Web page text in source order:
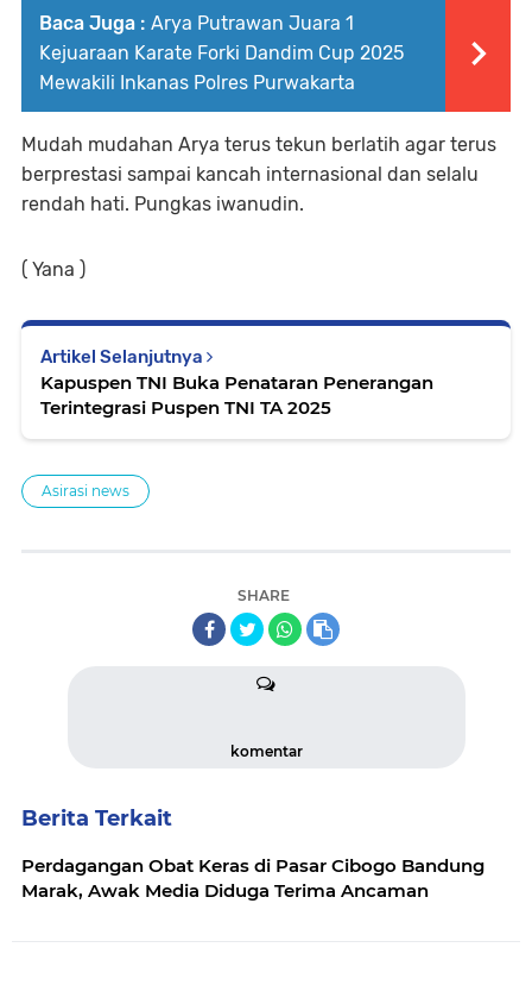
Baca Juga : Arya Putrawan Juara 1
Kejuaraan Karate Forki Dandim Cup 2025
Mewakili Inkanas Polres Purwakarta
Mudah mudahan Arya terus tekun berlatih agar terus
berprestasi sampai kancah internasional dan selalu
rendah hati. Pungkas iwanudin.
( Yana )
Artikel Selanjutnya
Kapuspen TNI Buka Penataran Penerangan
Terintegrasi Puspen TNI TA 2025
Asirasi news
SHARE
komentar
Berita Terkait
Perdagangan Obat Keras di Pasar Cibogo Bandung
Marak, Awak Media Diduga Terima Ancaman